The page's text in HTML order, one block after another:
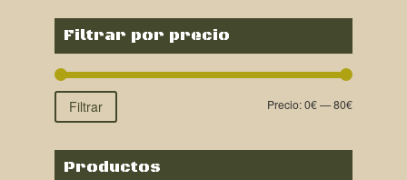
Filtrar por precio
Filtrar Precio:0€—80€
Productos